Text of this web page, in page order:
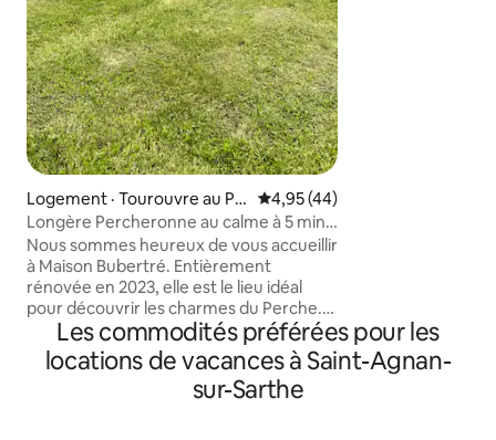
Logement · Tourouvre au Pe
rche
Note moyenne de 4,95 sur 5,
4,95 (44)
Longère Percheronne au calme à 5 min
de Mortagne
Nous sommes heureux de vous accueillir
à Maison Bubertré. Entièrement
rénovée en 2023, elle est le lieu idéal
pour découvrir les charmes du Perche.
Située dans un hameau à 5 min de
Mortagne-au-Perche, la maison se
compose de 4 chambres (lits doubles,
possibilité de transformer la chambre
Les commodités préférées pour les
locations de vacances à Saint-Agnan-
sur-Sarthe